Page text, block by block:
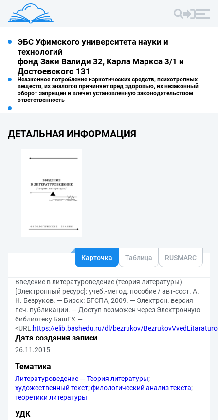
ЭБС Уфимского университета науки и
технологий
фонд Заки Валиди 32, Карла Маркса 3/1 и
Достоевского 131
Незаконное потребление наркотических средств, психотропных
веществ, их аналогов причиняет вред здоровью, их незаконный
оборот запрещен и влечет установленную законодательством
ответственность
ДЕТАЛЬНАЯ ИНФОРМАЦИЯ
Карточка Таблица RUSMARC
Введение в литературоведение (теория литературы)
[Электронный ресурс]: учеб.-метод. пособие / авт-сост. А.
Н. Безруков. — Бирск: БГСПА, 2009. — Электрон. версия
печ. публикации. — Доступ возможен через Электронную
библиотеку БашГУ. —
<URL:https://elib.bashedu.ru/dl/bezrukov/
Дата создания записи
26.11.2015
Тематика
Литературоведение — Теория литературы;
художественный текст;филологический анализ текста;
теоретики литературы
УДК